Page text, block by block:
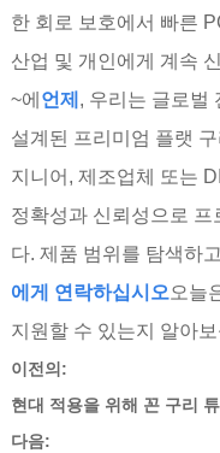
한 회로 보호에서 빠른
산업 및 개인에게 계속
~에 언제 , 우리는 글로벌
설계된 프리미엄 플랫
지니어, 제조업체 또는
정확성과 신뢰성으로 프
다. 제품 범위를 탐색하
에게 연락하십시오오늘
지원할 수 있는지 알아
이전의:
현대 적용을 위해 꼰 구리
다음: